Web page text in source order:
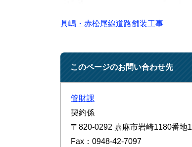
具嶋・赤松尾線道路舗装工事
このページのお問い合わせ先
管財課
契約係
〒820-0292 嘉麻市岩崎1180番地1
Fax：0948-42-7097